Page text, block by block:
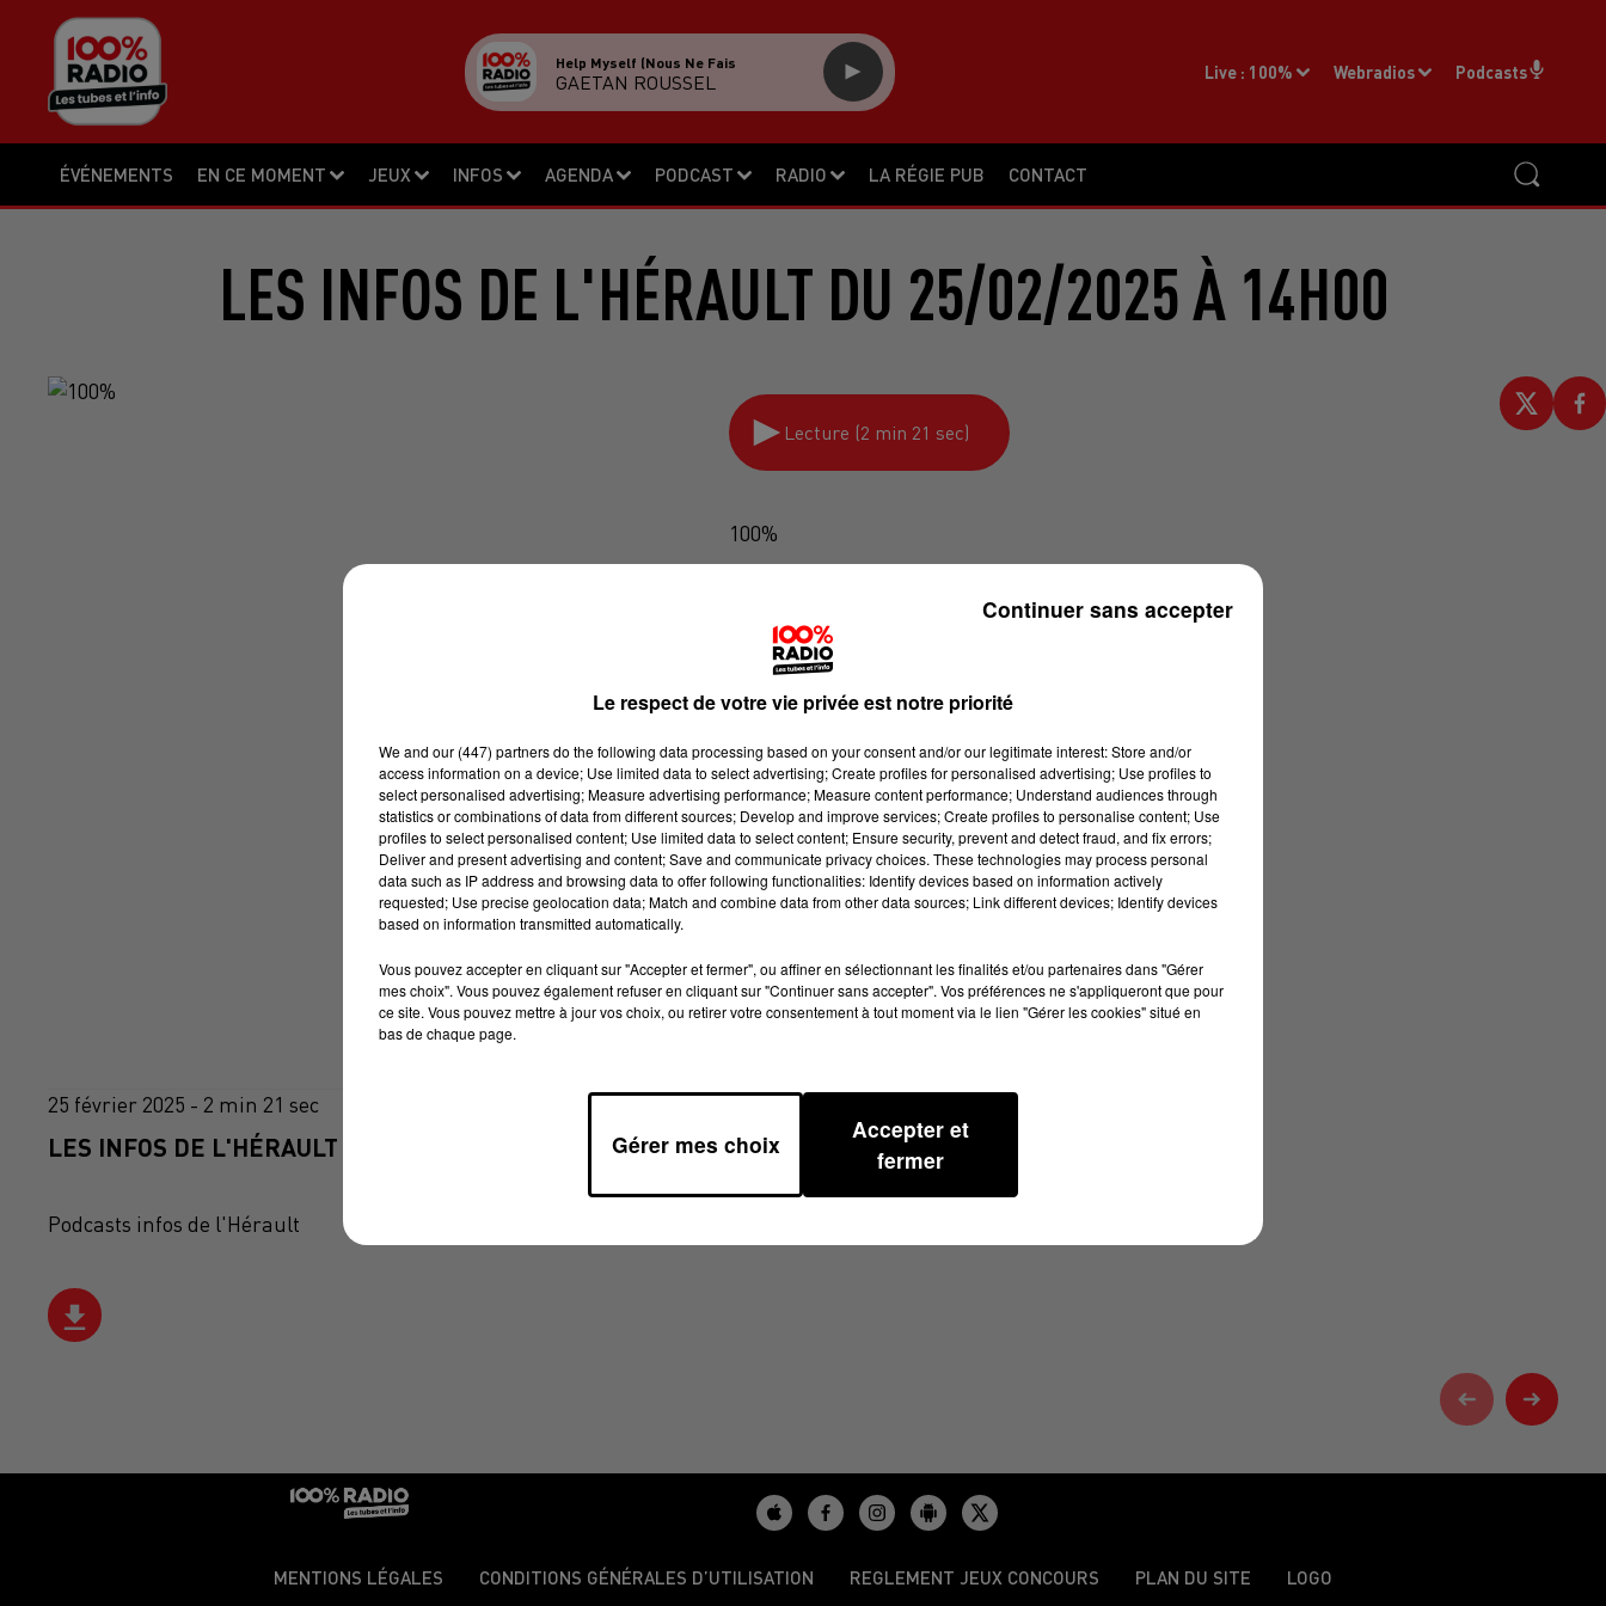
ÉVÉNEMENTS EN CE MOMENT JEUX INFOS AGENDA PODCAST RADIO LA RÉGIE PUB CONTACT
Live : 100% Webradios Podcasts
Help Myself (nous Ne Fais
GAETAN ROUSSEL
LES INFOS DE L'HÉRAULT DU 25/02/2025 À 14H00
Lecture (2 min 21 sec)
100%
25 février 2025 - 2 min 21 sec
LES INFOS DE L'HÉRAULT DU 25/02/2025 À 14H00
Podcasts infos de l'Hérault
MENTIONS LÉGALES CONDITIONS GÉNÉRALES D’UTILISATION REGLEMENT JEUX CONCOURS PLAN DU SITE LOGO
Le respect de votre vie privée est notre priorité
We and our (447) partnersdo the following data processing based on your consent and/or our legitimate interest: Store and/or
access information on a device; Use limited data to select advertising; Create profiles for personalised advertising; Use profiles to
select personalised advertising; Measure advertising performance; Measure content performance; Understand audiences through
statistics or combinations of data from different sources; Develop and improve services; Create profiles to personalise content; Use
profiles to select personalised content; Use limited data to select content; Ensure security, prevent and detect fraud, and fix errors;
Deliver and present advertising and content; Save and communicate privacy choices. These technologies may process personal
data such as IP address and browsing data to offer following functionalities: Identify devices based on information actively
requested; Use precise geolocation data; Match and combine data from other data sources; Link different devices; Identify devices
based on information transmitted automatically.
Vous pouvez accepter en cliquant sur "Accepter et fermer", ou affiner en sélectionnant les finalités et/ou partenaires dans "Gérer
mes choix". Vous pouvez également refuser en cliquant sur "Continuer sans accepter". Vos préférences ne s'appliqueront que pour
ce site. Vous pouvez mettre à jour vos choix, ou retirer votre consentement à tout moment via le lien "Gérer les cookies" situé en
bas de chaque page.
Gérer mes choix
Accepter et
fermer
Continuer sans accepter